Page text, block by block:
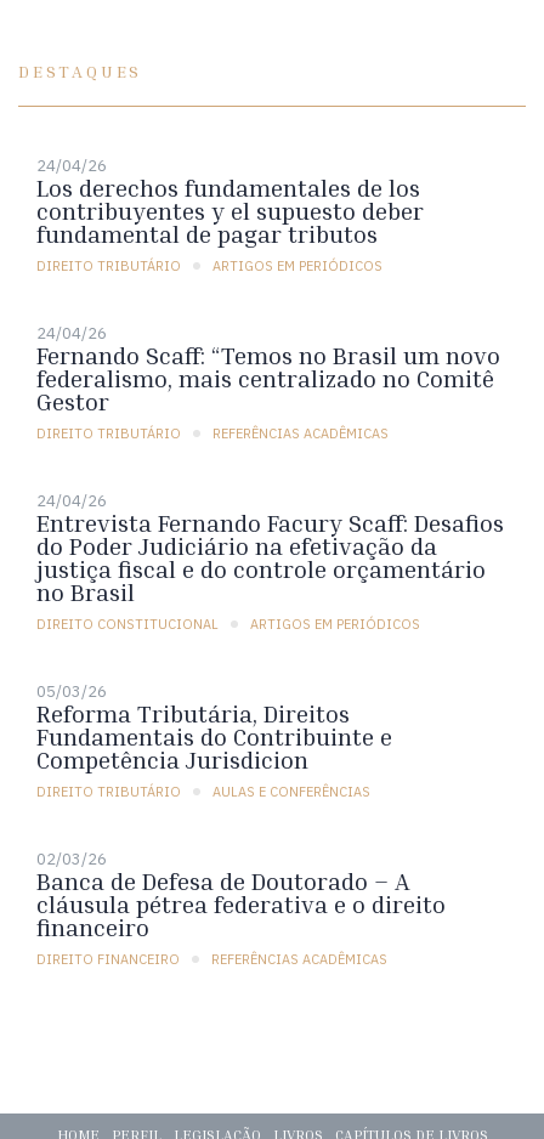
DESTAQUES
24/04/26
Los derechos fundamentales de los
contribuyentes y el supuesto deber
fundamental de pagar tributos
DIREITO TRIBUTÁRIO ARTIGOS EM PERIÓDICOS
24/04/26
Fernando Scaff: “Temos no Brasil um novo
federalismo, mais centralizado no Comitê
Gestor
DIREITO TRIBUTÁRIO REFERÊNCIAS ACADÊMICAS
24/04/26
Entrevista Fernando Facury Scaff: Desafios
do Poder Judiciário na efetivação da
justiça fiscal e do controle orçamentário
no Brasil
DIREITO CONSTITUCIONAL ARTIGOS EM PERIÓDICOS
05/03/26
Reforma Tributária, Direitos
Fundamentais do Contribuinte e
Competência Jurisdicion
DIREITO TRIBUTÁRIO AULAS E CONFERÊNCIAS
02/03/26
Banca de Defesa de Doutorado – A
cláusula pétrea federativa e o direito
financeiro
DIREITO FINANCEIRO REFERÊNCIAS ACADÊMICAS
HOME PERFIL LEGISLAÇÃO LIVROS CAPÍTULOS DE LIVROS